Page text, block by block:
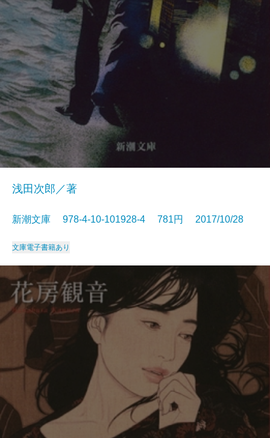
浅田次郎／著
新潮文庫 978-4-10-101928-4 781円 2017/10/28
文庫電子書籍あり